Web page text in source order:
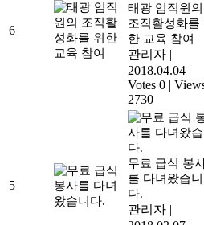
6
태광 임직원의
조직활성화를
한 교육 참여
관리자 |
2018.04.04 |
Votes 0 |
2730
5
무료 급식 봉
를 다녀왔습니
다.
관리자 |